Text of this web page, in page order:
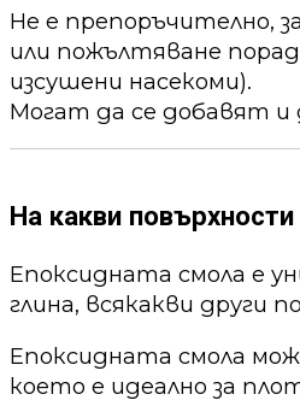
Не е препоръчително,
или пожълтяване
изсушени насекоми).
Могат да се добавят и
На какви
Епоксидната смола е
глина, всякакви други
Епоксидната смола
което е идеално за